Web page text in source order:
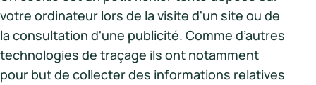
votre ordinateur lors de la visite d'un site ou de
la consultation d'une publicité. Comme d’autres
technologies de traçage ils ont notamment
pour but de collecter des informations relatives